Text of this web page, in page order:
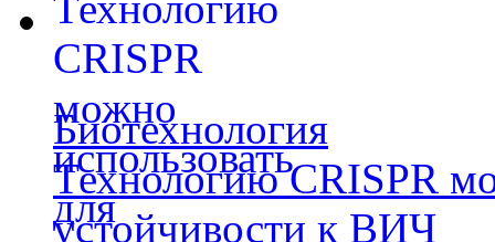
Биотехнология
Технологию CRISPR
устойчивости к ВИЧ